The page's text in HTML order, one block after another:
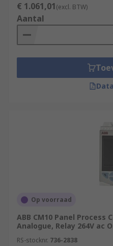
€ 1.061,01(excl. BTW)
Aantal
Op voorraad
ABB CM10 Panel
Analogue, Relay 264V ac
RS-stocknr. 736-2838